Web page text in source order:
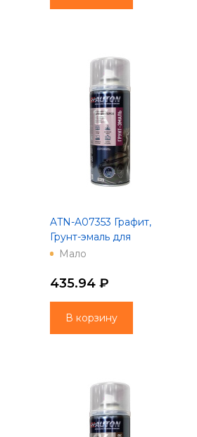
ATN-A07353 Графит,
Грунт-эмаль для
бамперов "AUTON",
Мало
435.94 ₽
В корзину